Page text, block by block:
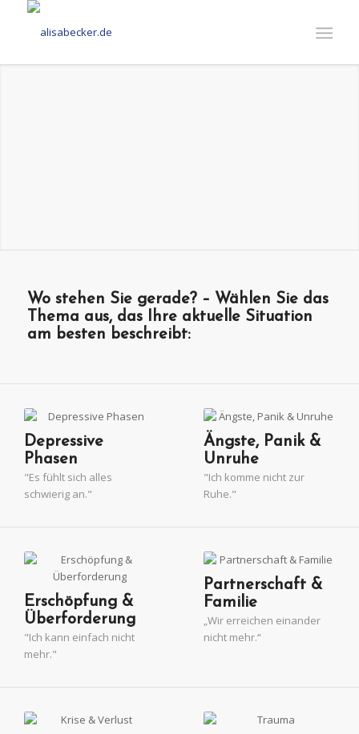
HEILPRAKTIKERIN FÜR
PSYCHOTHERAPIE IN
Wo stehen Sie gerade? – Wählen Sie das
Thema aus, das Ihre aktuelle Situation
am besten beschreibt:
Depressive
Phasen
"Es fühlt sich alles
schwierig an."
Ängste, Panik &
Unruhe
"Ich komme nicht zur
Ruhe."
Erschöpfung &
Überforderung
"Ich kann einfach nicht
mehr."
Partnerschaft &
Familie
„Wir erreichen einander
nicht mehr.“